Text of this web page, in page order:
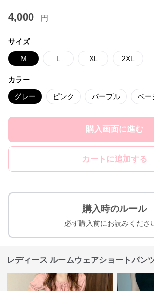
4,000 円
サイズ
M L XL 2XL
カラー
グレー ピンク パープル ベー
購入画面に進む
カートに追加する
購入時のルール
必ず購入前にお読みくださ
レディース ルームウェアショートパン